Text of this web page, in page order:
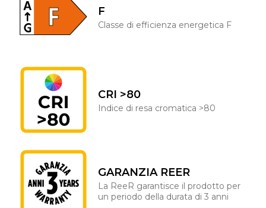
F
Classe di efficienza energetica F
CRI >80
Indice di resa cromatica >80
GARANZIA REER
La ReeR garantisce il prodotto per
un periodo della durata di 3 anni